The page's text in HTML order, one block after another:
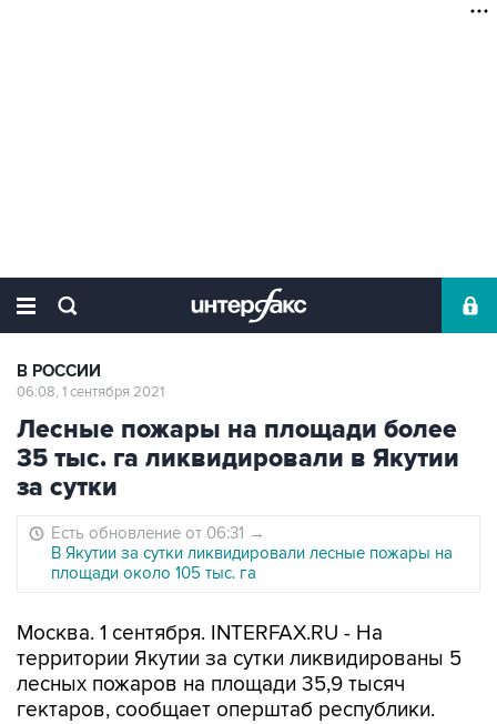
В РОССИИ
06:08, 1 сентября 2021
Лесные пожары на площади более
35 тыс. га ликвидировали в Якутии
за сутки
Есть обновление от 06:31 →
В Якутии за сутки ликвидировали лесные пожары на
площади около 105 тыс. га
Москва. 1 сентября. INTERFAX.RU - На
территории Якутии за сутки ликвидированы 5
лесных пожаров на площади 35,9 тысяч
гектаров, сообщает оперштаб республики.